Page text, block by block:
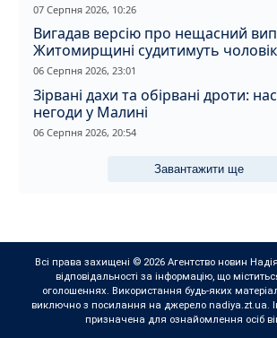
07 Серпня 2026, 10:26
Вигадав версію про нещасний
Житомирщині судитимуть
вбивство співмешканки
06 Серпня 2026, 23:01
Зірвані дахи та обірвані дроти:
негоди у Малині
06 Серпня 2026, 20:54
Завантажити ще
Всі права захищені © 2026 Агентство новин
відповідальності за інформацію, що
оголошеннях. Використання будь-яких
виключно з посилання на джерело nadiya.zt.ua.
призначена для ознайомлення осіб